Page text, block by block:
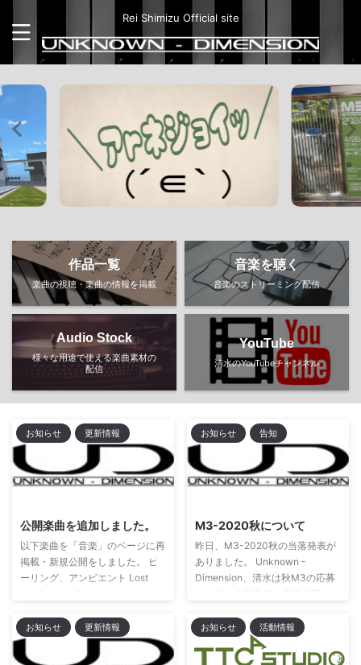
Rei Shimizu Official site
作品一覧
楽曲の視聴・楽曲の情報を掲載
音楽を聴く
音楽のストリーミング配信
Audio Stock
様々な用途で使える楽曲素材の
配信
YouTube
清水のYouTubeチャンネル
お知らせ 更新情報
公開楽曲を追加しました。
以下楽曲を「音楽」のページに再
掲載・新規公開をしました。 ヒ
ーリング、アンビエント Lost
of destiny Morning to the final
showdown Visobnr A new
sunrise Thymon シンフォニック
お知らせ 告知
M3-2020秋について
昨日、M3-2020秋の当落発表が
ありました。 Unknown -
Dimension、清水は秋M3の応募
などの秋に向けた作品の新規参加
を現在停止しています。 秋M3で
の清水の新規楽曲は、以前より継
お知らせ 更新情報 お知らせ 活動情報